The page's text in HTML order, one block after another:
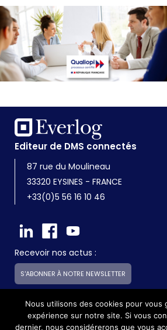
Editeur de DMS connectés
87 rue du Moulineau
33320 EYSINES - FRANCE
+33(0)5 56 16 10 46
Recevoir nos actus :
S'ABONNER À NOTRE NEWSLETTER
Everlog est une société du groupe Skilliance
Nous utilisons des cookies pour vous
expérience sur notre site. Si vous
dernier, nous considérerons que vous